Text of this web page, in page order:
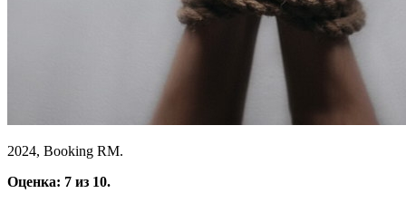
2024, Booking RM.
Оценка: 7 из 10.